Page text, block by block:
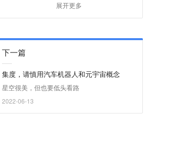
展开更多
下一篇
集度，请慎用汽车机器人和元宇宙概念
星空很美，但也要低头看路
2022-06-13